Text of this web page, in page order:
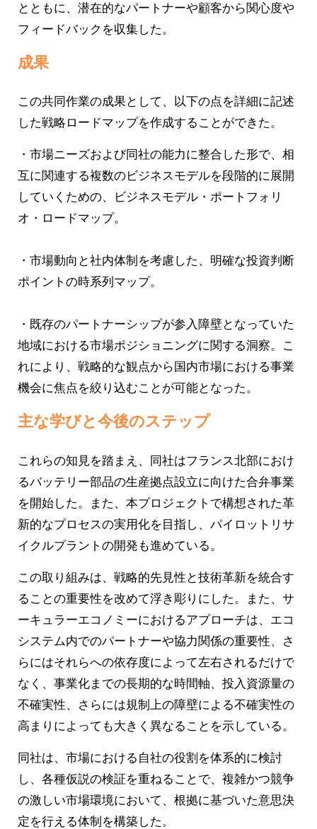
とともに、潜在的なパートナーや顧客から関心度や
フィードバックを収集した。
成果
この共同作業の成果として、以下の点を詳細に記述
した戦略ロードマップを作成することができた。
・市場ニーズおよび同社の能力に整合した形で、相
互に関連する複数のビジネスモデルを段階的に展開
していくための、ビジネスモデル・ポートフォリ
オ・ロードマップ。
・市場動向と社内体制を考慮した、明確な投資判断
ポイントの時系列マップ。
・既存のパートナーシップが参入障壁となっていた
地域における市場ポジショニングに関する洞察。こ
れにより、戦略的な観点から国内市場における事業
機会に焦点を絞り込むことが可能となった。
主な学びと今後のステップ
これらの知見を踏まえ、同社はフランス北部におけ
るバッテリー部品の生産拠点設立に向けた合弁事業
を開始した。また、本プロジェクトで構想された革
新的なプロセスの実用化を目指し、パイロットリサ
イクルプラントの開発も進めている。
この取り組みは、戦略的先見性と技術革新を統合す
ることの重要性を改めて浮き彫りにした。また、サ
ーキュラーエコノミーにおけるアプローチは、エコ
システム内でのパートナーや協力関係の重要性、さ
らにはそれらへの依存度によって左右されるだけで
なく、事業化までの長期的な時間軸、投入資源量の
不確実性、さらには規制上の障壁による不確実性の
高まりによっても大きく異なることを示している。
同社は、市場における自社の役割を体系的に検討
し、各種仮説の検証を重ねることで、複雑かつ競争
の激しい市場環境において、根拠に基づいた意思決
定を行える体制を構築した。